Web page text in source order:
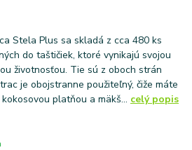
Stela Plus sa skladá z cca 480 ks
do taštičiek, ktoré vynikajú svojou
životnosťou. Tie sú z oboch strán
je obojstranne použiteľný, čiže máte
platňou a mäkš... celý popis